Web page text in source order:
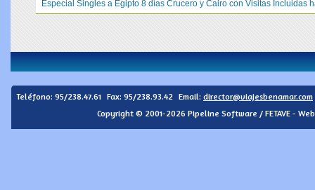
Especial Singles a Egipto 8 días Crucero y Cairo con Visitas Incluidas
Teléfono: 95/238.47.61 Fax: 95/238.93.42 Email: director@viajesbenamar.com
Copyright © 2001-2026 Pipeline Software / FETAVE -